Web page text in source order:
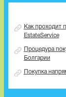
Как проходит
EstateService
Процедура
Болгарии
Покупка